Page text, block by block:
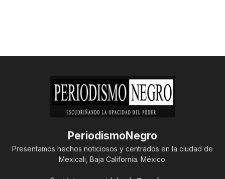
PeriodismoNegro
Presentamos hechos noticiosos y centrados en la ciudad de
Mexicali, Baja California. México.